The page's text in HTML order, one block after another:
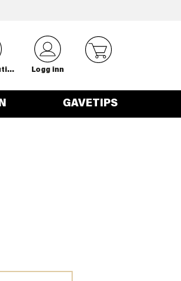
Velg din butikk Logg inn
GAVETIPS